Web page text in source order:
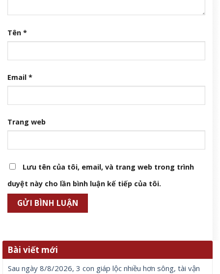
Tên *
Email *
Trang web
Lưu tên của tôi, email, và trang web trong trình
duyệt này cho lần bình luận kế tiếp của tôi.
Bài viết mới
Sau ngày 8/8/2026, 3 con giáp lộc nhiều hơn sông, tài vận